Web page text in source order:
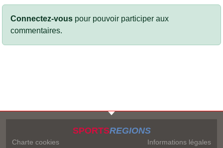
Connectez-vous pour pouvoir participer aux
commentaires.
SPORTSREGIONS
Charte cookies
Informations légales